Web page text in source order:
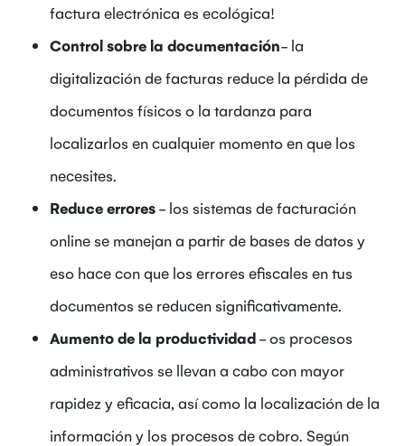
factura electrónica es ecológica!
Control sobre la documentación- la
digitalización de facturas reduce la pérdida de
documentos físicos o la tardanza para
localizarlos en cualquier momento en que los
necesites.
Reduce errores- los sistemas de facturación
online se manejan a partir de bases de datos y
eso hace con que los errores efiscales en tus
documentos se reducen significativamente.
Aumento de la productividad- os procesos
administrativos se llevan a cabo con mayor
rapidez y eficacia, así como la localización de la
información y los procesos de cobro. Según